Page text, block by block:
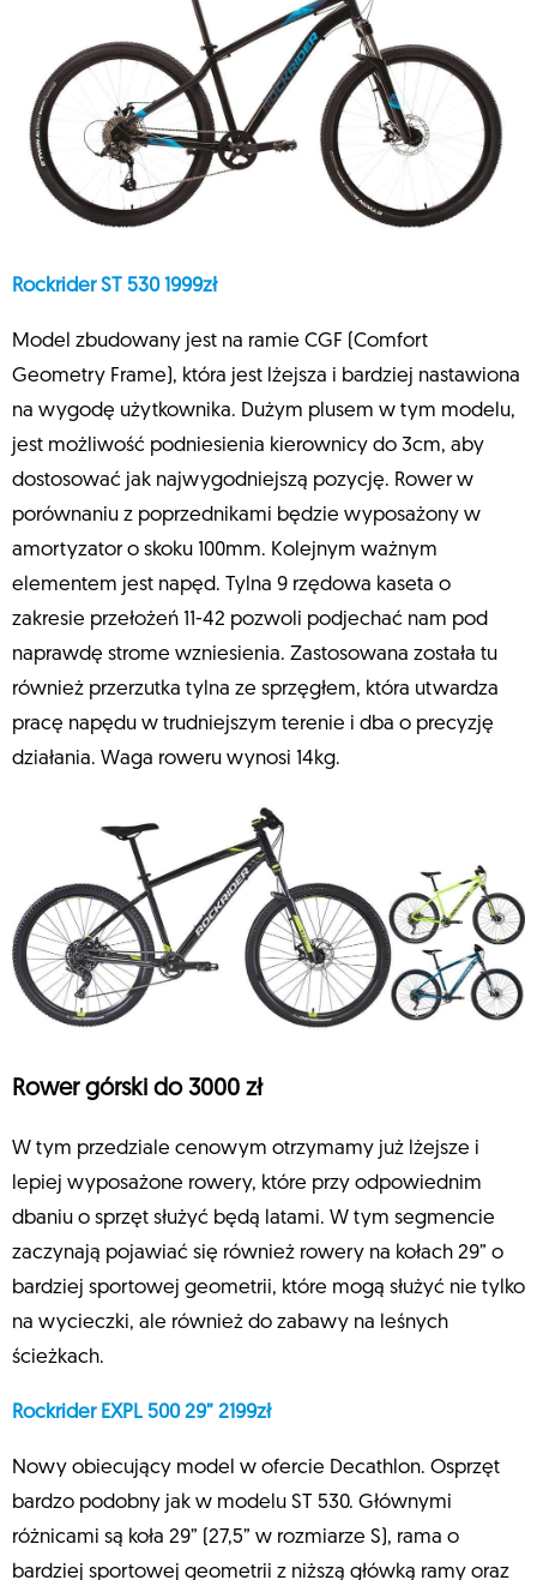
Rockrider ST 530 1999zł
Model zbudowany jest na ramie CGF (Comfort
Geometry Frame), która jest lżejsza i bardziej nastawiona
na wygodę użytkownika. Dużym plusem w tym modelu,
jest możliwość podniesienia kierownicy do 3cm, aby
dostosować jak najwygodniejszą pozycję. Rower w
porównaniu z poprzednikami będzie wyposażony w
amortyzator o skoku 100mm. Kolejnym ważnym
elementem jest napęd. Tylna 9 rzędowa kaseta o
zakresie przełożeń 11-42 pozwoli podjechać nam pod
naprawdę strome wzniesienia. Zastosowana została tu
również przerzutka tylna ze sprzęgłem, która utwardza
pracę napędu w trudniejszym terenie i dba o precyzję
działania. Waga roweru wynosi 14kg.
Rower górski do 3000 zł
W tym przedziale cenowym otrzymamy już lżejsze i
lepiej wyposażone rowery, które przy odpowiednim
dbaniu o sprzęt służyć będą latami. W tym segmencie
zaczynają pojawiać się również rowery na kołach 29” o
bardziej sportowej geometrii, które mogą służyć nie tylko
na wycieczki, ale również do zabawy na leśnych
ścieżkach.
Rockrider EXPL 500 29” 2199zł
Nowy obiecujący model w ofercie Decathlon. Osprzęt
bardzo podobny jak w modelu ST 530. Głównymi
różnicami są koła 29” (27,5” w rozmiarze S), rama o
bardziej sportowej geometrii z niższą główką ramy oraz